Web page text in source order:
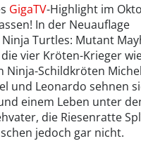
GigaTV-Highlight im
In der Neuauflage
Turtles: Mutant
vier Kröten-Krieger
Ninja-Schildkröten
und Leonardo sehnen
einem Leben unter
die Riesenratte
jedoch gar nicht.